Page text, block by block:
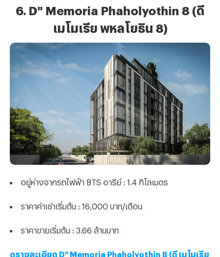
6. D" Memoria Phaholyothin 8 (ดี
เมโมเรีย พหลโยธิน 8)
อยู่ห่างจากรถไฟฟ้า BTS อารีย์ : 1.4 กิโลเมตร
ราคาค่าเช่าเริ่มต้น : 16,000 บาท/เดือน
ราคาขายเริ่มต้น : 3.66 ล้านบาท
ดูรายละเอียด D" Memoria Phaholyothin 8 (ดี เมโมเรีย